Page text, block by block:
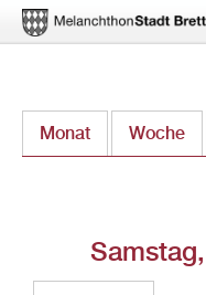
zum
Monat Woche